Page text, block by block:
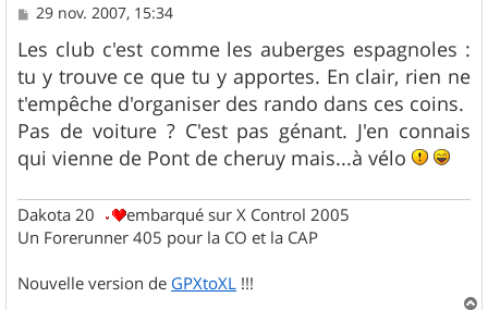
M
s
s
a
g
e
29 nov. 2007, 15:34
Les club c'est comme les auberges espagnoles :
tu y trouve ce que tu y apportes. En clair, rien ne
t'empêche d'organiser des rando dans ces coins.
Pas de voiture ? C'est pas génant. J'en connais
qui vienne de Pont de cheruy mais...à vélo
Dakota 20
embarqué sur X Control 2005
Un Forerunner 405 pour la CO et la CAP
Nouvelle version de GPXtoXL !!!